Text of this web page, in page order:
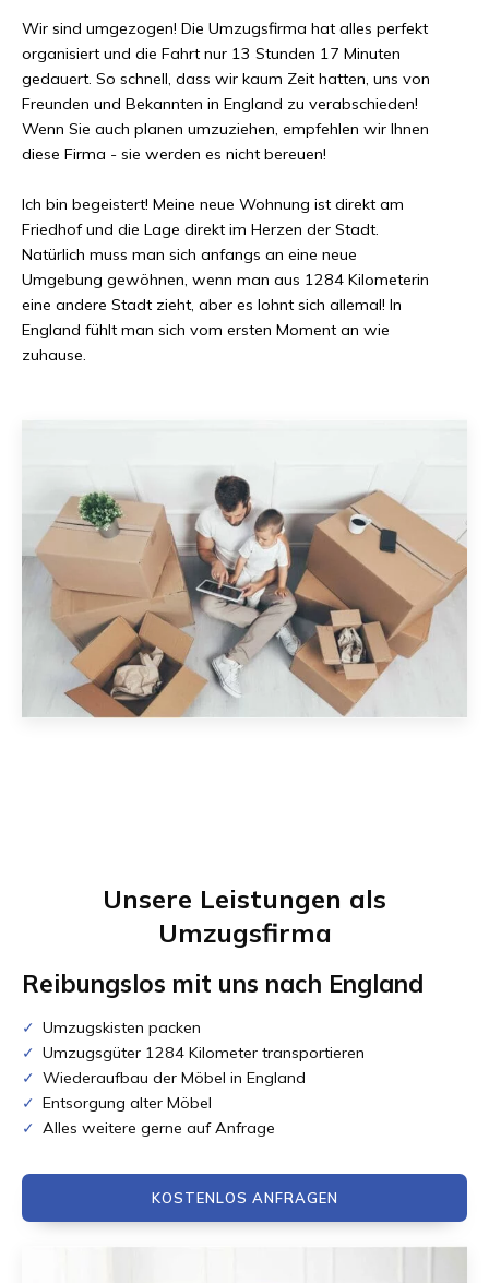
Wir sind umgezogen! Die Umzugsfirma hat alles perfekt
organisiert und die Fahrt nur 13 Stunden 17 Minuten
gedauert. So schnell, dass wir kaum Zeit hatten, uns von
Freunden und Bekannten in England zu verabschieden!
Wenn Sie auch planen umzuziehen, empfehlen wir Ihnen
diese Firma - sie werden es nicht bereuen!
Ich bin begeistert! Meine neue Wohnung ist direkt am
Friedhof und die Lage direkt im Herzen der Stadt.
Natürlich muss man sich anfangs an eine neue
Umgebung gewöhnen, wenn man aus 1284 Kilometerin
eine andere Stadt zieht, aber es lohnt sich allemal! In
England fühlt man sich vom ersten Moment an wie
zuhause.
Unsere Leistungen als
Umzugsfirma
Reibungslos mit uns nach England
Umzugskisten packen
Umzugsgüter 1284 Kilometer transportieren
Wiederaufbau der Möbel in England
Entsorgung alter Möbel
Alles weitere gerne auf Anfrage
KOSTENLOS ANFRAGEN